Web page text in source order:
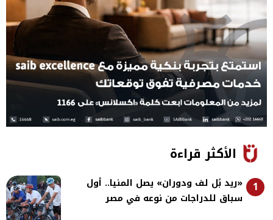
الأكثر قراءة
1
«ريد بُل لف ودوران» يصل المنيا.. أول
سباق للدراجات من نوعه في مصر